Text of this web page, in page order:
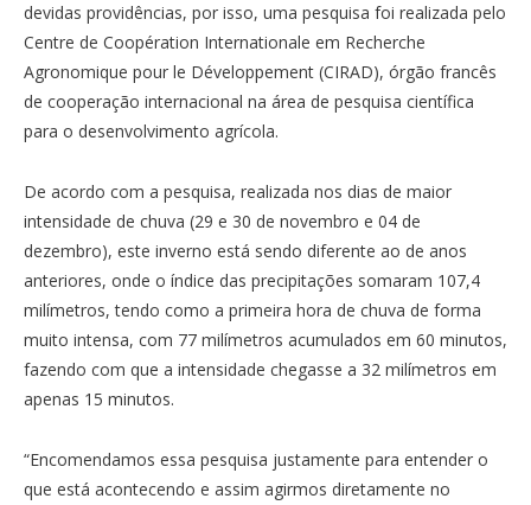
devidas providências, por isso, uma pesquisa foi realizada pelo
Centre de Coopération Internationale em Recherche
Agronomique pour le Développement (CIRAD), órgão francês
de cooperação internacional na área de pesquisa científica
para o desenvolvimento agrícola.
De acordo com a pesquisa, realizada nos dias de maior
intensidade de chuva (29 e 30 de novembro e 04 de
dezembro), este inverno está sendo diferente ao de anos
anteriores, onde o índice das precipitações somaram 107,4
milímetros, tendo como a primeira hora de chuva de forma
muito intensa, com 77 milímetros acumulados em 60 minutos,
fazendo com que a intensidade chegasse a 32 milímetros em
apenas 15 minutos.
“Encomendamos essa pesquisa justamente para entender o
que está acontecendo e assim agirmos diretamente no